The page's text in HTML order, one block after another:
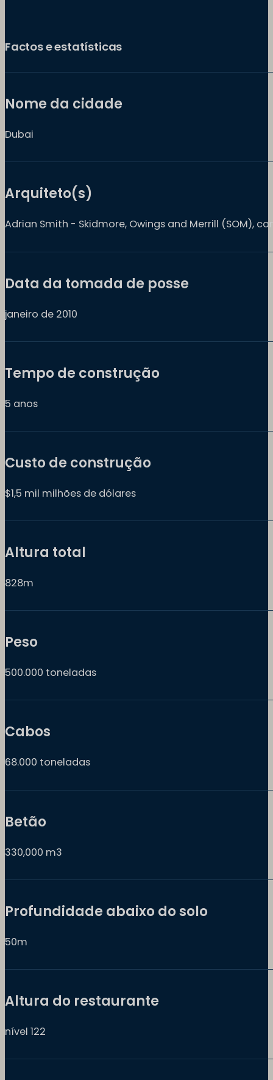
Factos e estatísticas
Nome da cidade
Dubai
Arquiteto(s)
Adrian Smith - Skidmore, Owings and Merrill (SOM),
Data da tomada de posse
janeiro de 2010
Tempo de construção
5 anos
Custo de construção
$1,5 mil milhões de dólares
Altura total
828m
Peso
500.000 toneladas
Cabos
68.000 toneladas
Betão
330,000 m3
Profundidade abaixo do solo
50m
Altura do restaurante
nível 122